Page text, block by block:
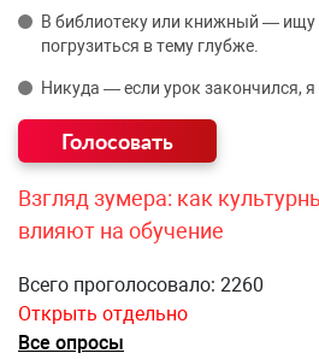
В библиотеку или книжный — ищу
погрузиться в тему глубже.
Никуда — если урок закончился,
Взгляд зумера: как
влияют на обучение
Всего проголосовало: 2260
Открыть отдельно
Все опросы